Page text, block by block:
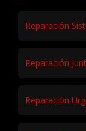
Reparación
Reparación
Reparación